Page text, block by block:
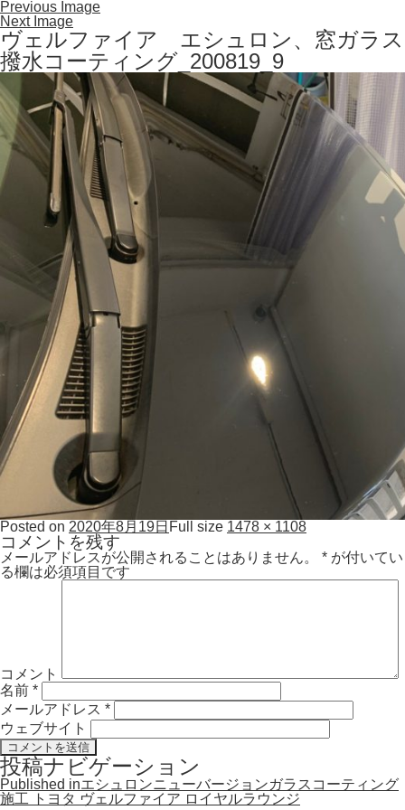
Previous Image
Next Image
ヴェルファイア エシュロン、窓ガラス
撥水コーティング_200819_9
Posted on 2020年8月19日 Full size 1478 × 1108
コメントを残す
メールアドレスが公開されることはありません。 * が付いてい
る欄は必須項目です
コメント
名前 *
メールアドレス *
ウェブサイト
投稿ナビゲーション
Published inエシュロンニューバージョンガラスコーティング
施工 トヨタ ヴェルファイア ロイヤルラウンジ